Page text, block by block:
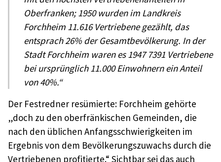
Oberfranken; 1950 wurden im Landkreis
Forchheim 11.616 Vertriebene gezählt, das
entsprach 26% der Gesamtbevölkerung. In der
Stadt Forchheim waren es 1947 7391 Vertriebene
bei ursprünglich 11.000 Einwohnern ein Anteil
von 40%.“
Der Festredner resümierte: Forchheim gehörte
„doch zu den oberfränkischen Gemeinden, die
nach den üblichen Anfangsschwierigkeiten im
Ergebnis von dem Bevölkerungszuwachs durch die
Vertriebenen profitierte.“ Sichtbar sei das auch